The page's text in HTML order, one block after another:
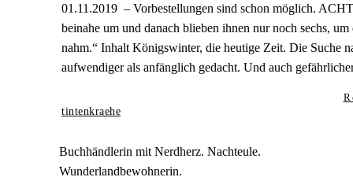
01.11.2019 – Vorbestellungen sind schon möglich.
beinahe um und danach blieben ihnen nur noch sechs,
nahm.“ Inhalt Königswinter, die heutige Zeit. Die Suche
aufwendiger als anfänglich gedacht. Und auch
tintenkraehe
Buchhändlerin mit Nerdherz. Nachteule.
Wunderlandbewohnerin.